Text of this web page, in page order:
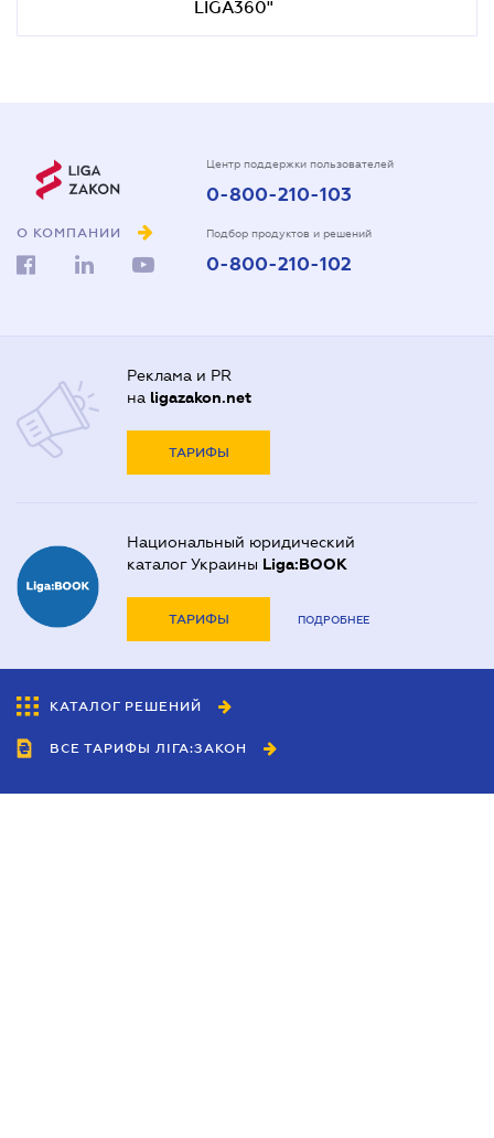
LIGA360"
О КОМПАНИИ
Центр поддержки пользователей
0-800-210-103
Подбор продуктов и решений
0-800-210-102
Реклама и PR
на ligazakon.net
ТАРИФЫ
Национальный юридический
каталог Украины Liga:BOOK
ТАРИФЫ ПОДРОБНЕЕ
КАТАЛОГ РЕШЕНИЙ
ВСЕ ТАРИФЫ ЛІГА:ЗАКОН